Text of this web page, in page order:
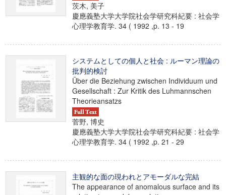
茨木, 美子
慶應義塾大学大学院社会学研究科紀要 : 社会学
心理学教育学. 34 ( 1992 ,p. 13 - 19
システムとしての個人と社会 : ルーマン理論の
批判的検討
Über die Beziehung zwischen Individuum und
Gesellschaft : Zur Kritik des Luhmannschen
Theorieansatzs
菅野, 博史
慶應義塾大学大学院社会学研究科紀要 : 社会学
心理学教育学. 34 ( 1992 ,p. 21 - 29
主観的な面の現われとアモーダルな完結
The appearance of anomalous surface and its